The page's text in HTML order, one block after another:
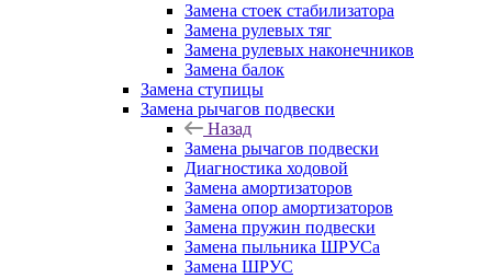
Замена стоек стабилизатора
Замена рулевых тяг
Замена рулевых наконечников
Замена балок
Замена ступицы
Замена рычагов подвески
Назад
Замена рычагов подвески
Диагностика ходовой
Замена амортизаторов
Замена опор амортизаторов
Замена пружин подвески
Замена пыльника ШРУСа
Замена ШРУС